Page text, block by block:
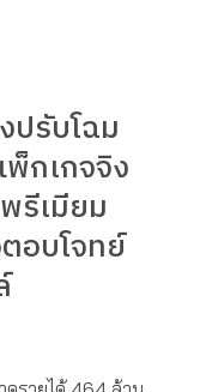
ปรับโฉม
กเกจจิง
รีเมียม
อบโจทย์